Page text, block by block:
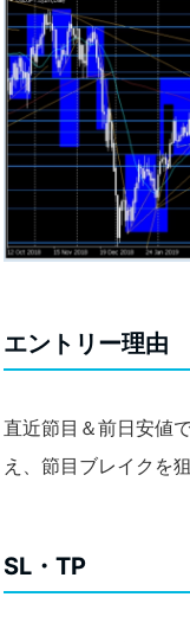
エントリー理由
直近節目＆前日安値
え、節目ブレイクを
SL・TP